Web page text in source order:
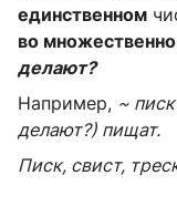
единственном
во
делают?
Например, ~
делают?) пищат.
Писк, свист,